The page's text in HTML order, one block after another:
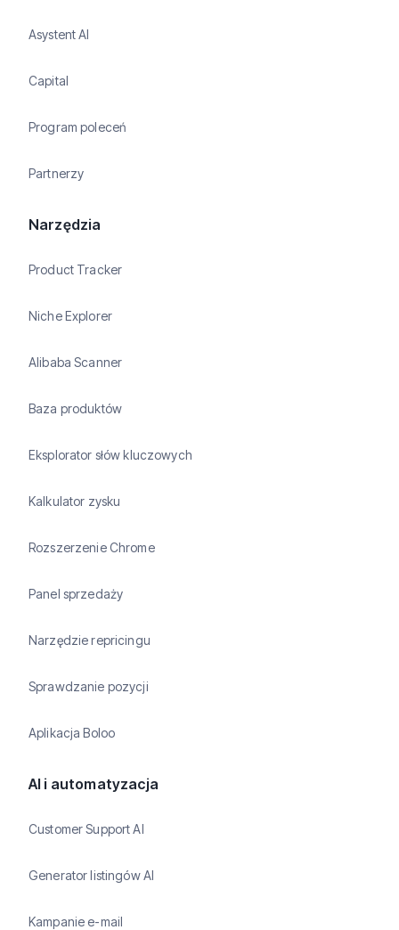
Asystent AI
Capital
Program poleceń
Partnerzy
Narzędzia
Product Tracker
Niche Explorer
Alibaba Scanner
Baza produktów
Eksplorator słów kluczowych
Kalkulator zysku
Rozszerzenie Chrome
Panel sprzedaży
Narzędzie repricingu
Sprawdzanie pozycji
Aplikacja Boloo
AI i automatyzacja
Customer Support AI
Generator listingów AI
Kampanie e-mail